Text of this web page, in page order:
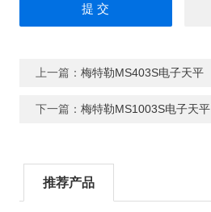
上一篇： 梅特勒MS403S电子天平
下一篇： 梅特勒MS1003S电子天平
推荐产品